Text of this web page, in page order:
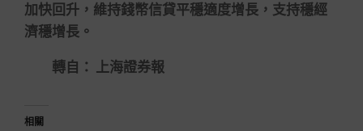
加快回升，維持錢幣信貸平穩適度增長，支持穩經
濟穩增長。
轉自： 上海證券報
相關